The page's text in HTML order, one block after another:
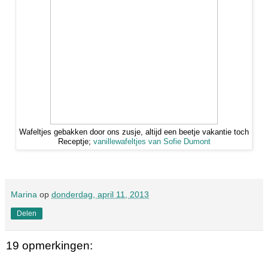
Wafeltjes gebakken door ons zusje, altijd een beetje vakantie toch
Receptje; vanillewafeltjes van Sofie Dumont
Marina op donderdag, april 11, 2013
Delen
19 opmerkingen: